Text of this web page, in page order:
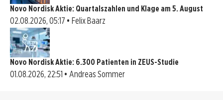
Novo Nordisk Aktie: Quartalszahlen und Klage am 5. August
02.08.2026, 05:17 • Felix Baarz
Novo Nordisk Aktie: 6.300 Patienten in ZEUS-Studie
01.08.2026, 22:51 • Andreas Sommer